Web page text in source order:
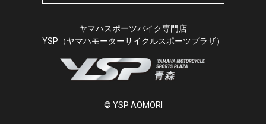
ヤマハスポーツバイク専門店
YSP（ヤマハモーターサイクルスポーツプラザ）
© YSP AOMORI